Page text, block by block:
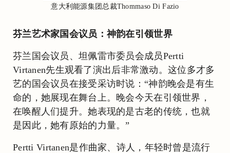
意大利能源集团总裁Thommaso Di Fazio
芬兰艺术家国会议员：神韵在引领世界
芬兰国会议员、坦佩雷市委员会成员Pertti
Virtanen先生观看了演出后非常激动。这位多才多
艺的国会议员在接受采访时说：“神韵晚会是有生
命的，她展现在舞台上。晚会今天在引领世界，
在唤醒人们提升。她表现的是古老的传统，也就
是因此，她有原始的力量。”
Pertti Virtanen是作曲家、诗人，年轻时曾是流行